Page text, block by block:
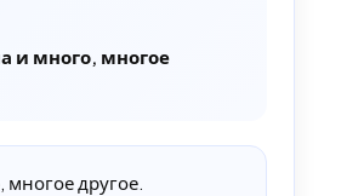
другое.
и много, многое